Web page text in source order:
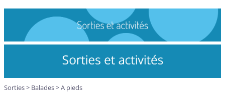
Sorties> Balades>A pieds